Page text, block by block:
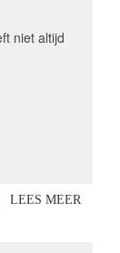
niet altijd
LEES MEER